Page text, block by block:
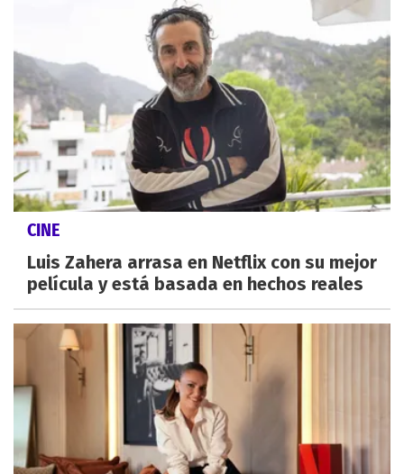
CINE
Luis Zahera arrasa en Netflix con su mejor
película y está basada en hechos reales